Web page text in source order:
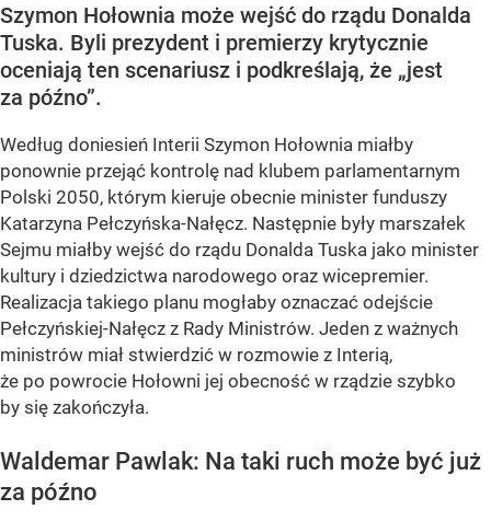
Szymon Hołownia może wejść do rządu Donalda
Tuska. Byli prezydent i premierzy krytycznie
oceniają ten scenariusz i podkreślają, że „jest
za późno”.
Według doniesień Interii Szymon Hołownia miałby
ponownie przejąć kontrolę nad klubem parlamentarnym
Polski 2050, którym kieruje obecnie minister funduszy
Katarzyna Pełczyńska-Nałęcz. Następnie były marszałek
Sejmu miałby wejść do rządu Donalda Tuska jako minister
kultury i dziedzictwa narodowego oraz wicepremier.
Realizacja takiego planu mogłaby oznaczać odejście
Pełczyńskiej-Nałęcz z Rady Ministrów. Jeden z ważnych
ministrów miał stwierdzić w rozmowie z Interią,
że po powrocie Hołowni jej obecność w rządzie szybko
by się zakończyła.
Waldemar Pawlak: Na taki ruch może być już
za późno